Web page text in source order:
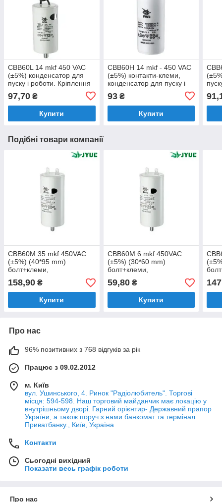
CBB60L 14 mkf 450 VAC
(±5%) конденсатор для
пуску і роботи. Кріплення
болт + дроти (40*70 mm)
97,70 ₴
Купити
CBB60H 14 mkf - 450 VAC
(±5%) контакти-клеми,
конденсатор для пуску і
93₴
Купити
mm)
Подібні товари компанії
CBB60M 35 mkf 450VAC
(±5%) (40*95 mm)
болт+клеми,
поліпропіленовий
конденсатор для пуску та
роботи
158,90 ₴
Купити
CBB60M 6 mkf 450VAC
(±5%) (30*60 mm)
болт+клеми,
поліпропіленовий
конденсатор для пуску та
роботи
59,80₴
Купити
Про нас
96% позитивних з 768 відгуків за рік
Працює з 09.02.2012
м. Київ
вул. Ушинського, 4. Ринок "Радіолюбитель". Торгові
місця: 594-598. Наш торговий майданчик має локацію у
внутрішньому дворі. Гарний орієнтир- Державний прапор
України, а також поруч з нами банкомат та термінал
Приватбанку., Київ, Україна
Контакти
Сьогодні вихідний
Показати весь графік роботи
Про нас